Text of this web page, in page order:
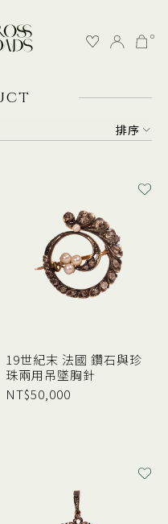
0
排序
19世紀末 法國 鑽石與珍
珠兩用吊墜胸針
NT$50,000